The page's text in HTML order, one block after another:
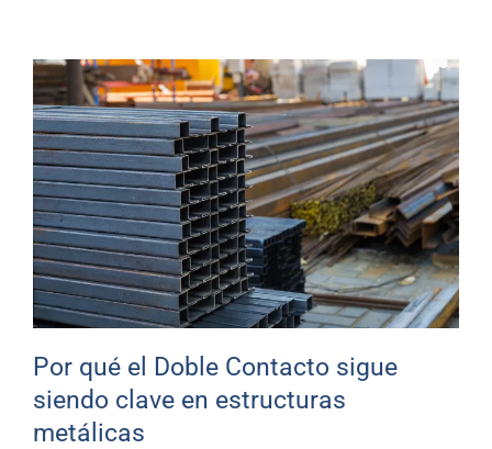
Por qué el Doble Contacto sigue
siendo clave en estructuras
metálicas
Blog
Por qué el Doble Contacto sigue
siendo clave en estructuras
metálicas